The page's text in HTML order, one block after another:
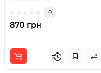
0
870 грн